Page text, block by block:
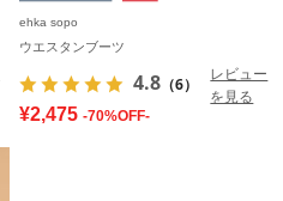
ehka sopo
ウエスタンブーツ
4.8 （6）
レビュー
を見る
¥2,475 -70%OFF-